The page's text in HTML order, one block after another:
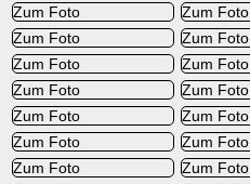
Zum Foto
Zum Foto
Zum Foto
Zum Foto
Zum Foto
Zum Foto
Zum Foto
Zum Foto
Zum Foto
Zum Foto
Zum Foto
Zum Foto
Zum Foto
Zum Foto